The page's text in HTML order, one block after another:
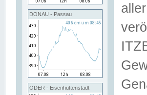
DONAU - Passau
ODER - Eisenhüttenstadt